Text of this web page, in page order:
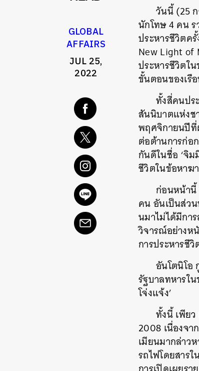
GLOBAL
AFFAIRS
JUL 25,
2022
วันนี้ (25
นักโทษ 4 คน
ประหารชีวิตค
New Light of
ประหารชีวิตใ
ขั้นตอนของเรื
ทั้งสี่คนปร
สันนิบาตแห่งช
พฤศจิกายนปีที่
ต่อต้านการก่อ
กันดีในชื่อ ‘จิ
ชีวิตในข้อหาฆ
ก่อนหน้านี้
คน อันเป็นส่ว
นมาไม่ได้มีกา
วิจารณ์อย่างห
การประหารชีวิ
อันโตนิโอ
รัฐบาลทหารใ
โจ่งแจ้ง’
ทั้งนี้ เพีย
2008 เนื่องจ
เมียนมากล่าว
รถไฟโดยสาร